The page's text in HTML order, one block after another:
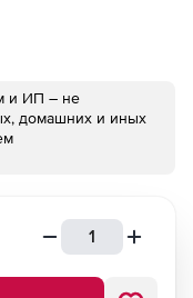
и ИП – не
домашних и иных